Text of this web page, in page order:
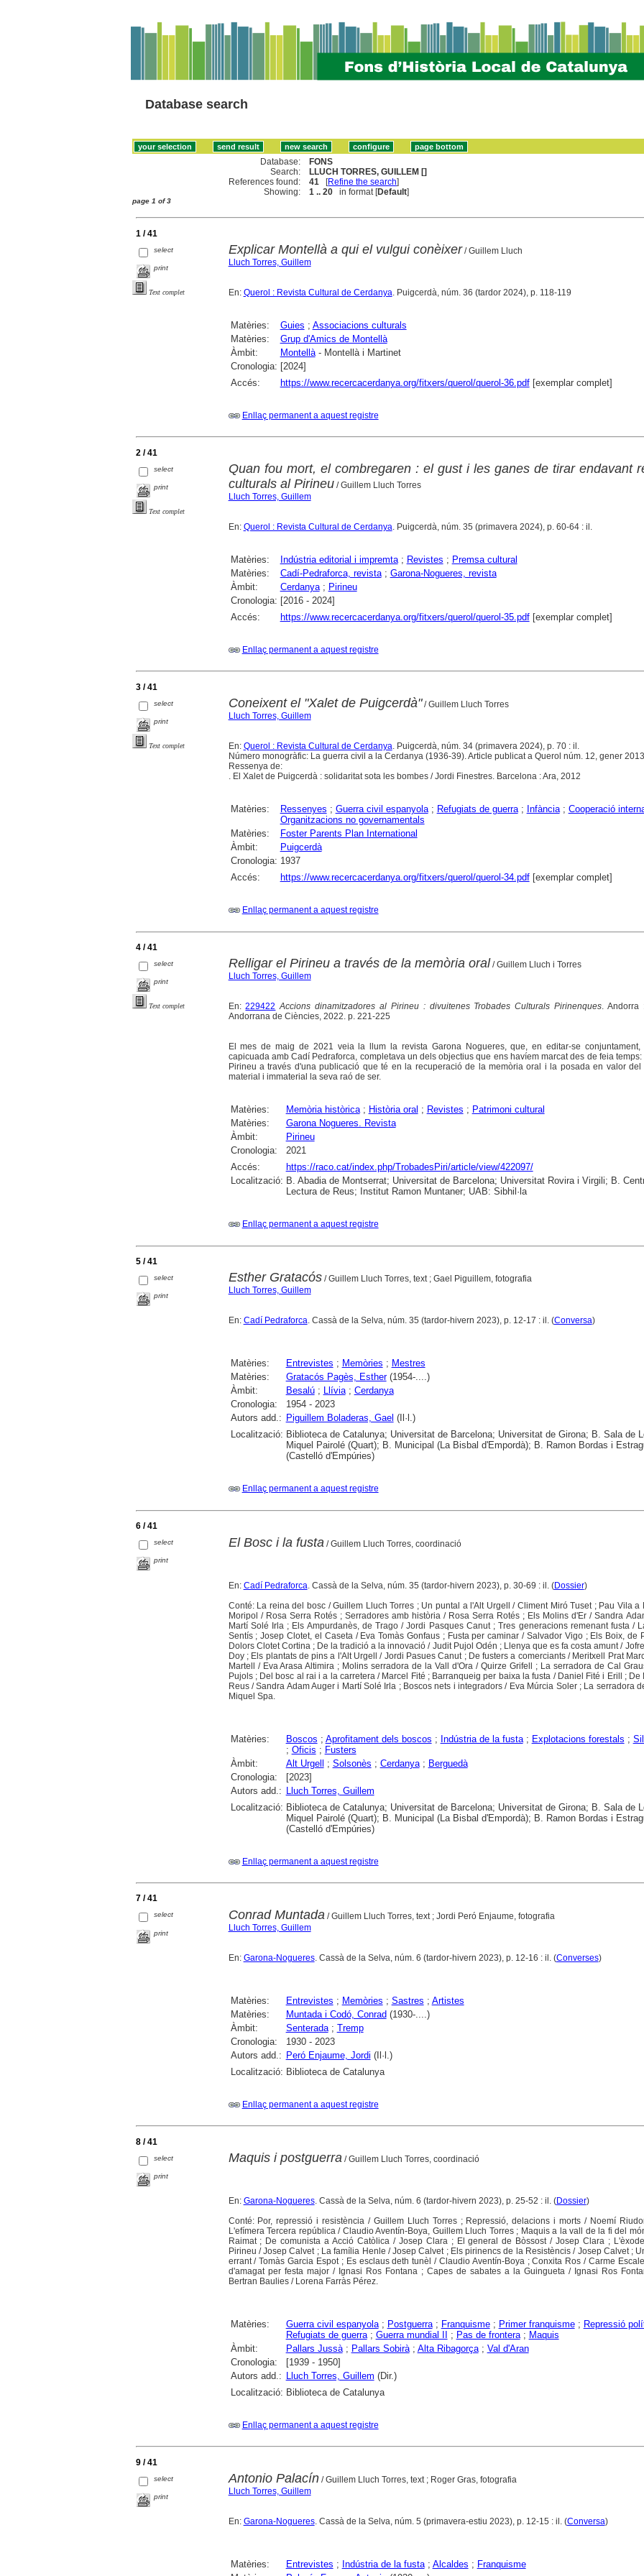
Database search
Database:
FONS
Search:
LLUCH TORRES, GUILLEM []
References found:
41 [Refine the search]
Showing:
1 .. 20 in format [Default]
page 1 of 3
1 / 41
select
print
Text complet
Explicar Montellà a qui el vulgui conèixer/ Guillem Lluch
Lluch Torres, Guillem
En: Querol : Revista Cultural de Cerdanya. Puigcerdà, núm. 36 (tardor 2024), p. 118-119
Matèries: Guies ; Associacions culturals
Matèries:
Grup d'Amics de Montellà
Àmbit:
Montellà- Montellà i Martinet
Cronologia: [2024]
Accés:
https://www.recercacerdanya.org/fitxers/querol/querol-36.pdf[exemplar complet]
Enllaç permanent a aquest registre
2 / 41
select
print
Text complet
Quan fou mort, el combregaren : el gust i les ganes de tirar endavant
culturals al Pirineu/ Guillem Lluch Torres
Lluch Torres, Guillem
En: Querol : Revista Cultural de Cerdanya. Puigcerdà, núm. 35 (primavera 2024), p. 60-64 : il.
Matèries: Indústria editorial i impremta; Revistes ; Premsa cultural
Matèries:
Cadí-Pedraforca, revista; Garona-Nogueres, revista
Àmbit:
Cerdanya; Pirineu
Cronologia: [2016 - 2024]
Accés:
https://www.recercacerdanya.org/fitxers/querol/querol-35.pdf[exemplar complet]
Enllaç permanent a aquest registre
3 / 41
select
print
Text complet
Coneixent el "Xalet de Puigcerdà"/ Guillem Lluch Torres
Lluch Torres, Guillem
En: Querol : Revista Cultural de Cerdanya. Puigcerdà, núm. 34 (primavera 2024), p. 70 : il.
Número monogràfic: La guerra civil a la Cerdanya (1936-39). Article publicat a Querol núm. 12, gener
Ressenya de:
. El Xalet de Puigcerdà : solidaritat sota les bombes / Jordi Finestres. Barcelona : Ara, 2012
Matèries: Ressenyes ; Guerra civil espanyola; Refugiats de guerra; Infància; Cooperació
Organitzacions no governamentals
Matèries:
Foster Parents Plan International
Àmbit:
Puigcerdà
Cronologia: 1937
Accés:
https://www.recercacerdanya.org/fitxers/querol/querol-34.pdf[exemplar complet]
Enllaç permanent a aquest registre
4 / 41
select
print
Text complet
Relligar el Pirineu a través de la memòria oral/ Guillem Lluch i Torres
Lluch Torres, Guillem
En:229422 Accions dinamitzadores al Pirineu : divuitenes Trobades Culturals Pirinenques. Andorra
Andorrana de Ciències, 2022. p. 221-225
El mes de maig de 2021 veia la llum la revista Garona Nogueres, que, en editar-se conjuntament,
capicuada amb Cadí Pedraforca, completava un dels objectius que ens havíem marcat des de feia temps:
Pirineu a través d'una publicació que té en la recuperació de la memòria oral i la posada en valor del
material i immaterial la seva raó de ser.
Matèries: Memòria històrica; Història oral ; Revistes ; Patrimoni cultural
Matèries:
Garona Nogueres. Revista
Àmbit:
Pirineu
Cronologia:
2021
Accés:
https://raco.cat/index.php/TrobadesPiri/article/view/422097/
Localització: B. Abadia de Montserrat; Universitat de Barcelona; Universitat Rovira i Virgili; B.
Lectura de Reus; Institut Ramon Muntaner; UAB: Sibhil·la
Enllaç permanent a aquest registre
5 / 41
select
print
Esther Gratacós/ Guillem Lluch Torres, text ; Gael Piguillem, fotografia
Lluch Torres, Guillem
En: Cadí Pedraforca. Cassà de la Selva, núm. 35 (tardor-hivern 2023), p. 12-17 : il. (Conversa)
Matèries: Entrevistes ; Memòries ; Mestres
Matèries:
Gratacós Pagès, Esther(1954-....)
Àmbit:
Besalú; Llívia; Cerdanya
Cronologia:
1954 - 2023
Autors add.: Piguillem Boladeras, Gael (Il·l.)
Localització: Biblioteca de Catalunya; Universitat de Barcelona; Universitat de Girona; B. Sala de
Miquel Pairolé (Quart); B. Municipal (La Bisbal d'Empordà); B. Ramon Bordas i
(Castelló d'Empúries)
Enllaç permanent a aquest registre
6 / 41
select
print
El Bosc i la fusta / Guillem Lluch Torres, coordinació
En: Cadí Pedraforca . Cassà de la Selva, núm. 35 (tardor-hivern 2023), p. 30-69 : il. (Dossier)
Conté: La reina del bosc / Guillem Lluch Torres ; Un puntal a l'Alt Urgell / Climent Miró Tuset ; Pau Vila a
Moripol / Rosa Serra Rotés ; Serradores amb història / Rosa Serra Rotés ; Els Molins d'Er / Sandra
Martí Solé Irla ; Els Ampurdanès, de Trago / Jordi Pasques Canut ; Tres generacions remenant fusta /
Sentís ; Josep Clotet, el Caseta / Eva Tomàs Gonfaus ; Fusta per caminar / Salvador Vigo ; Els Boix, de
Dolors Clotet Cortina ; De la tradició a la innovació / Judit Pujol Odén ; Llenya que es fa costa amunt /
Doy ; Els plantats de pins a l'Alt Urgell / Jordi Pasues Canut ; De fusters a comerciants / Meritxell Prat
Martell / Eva Arasa Altimira ; Molins serradora de la Vall d'Ora / Quirze Grifell ; La serradora de Cal
Pujols ; Del bosc al rai i a la carretera / Marcel Fité ; Barranqueig per baixa la fusta / Daniel Fité i Erill ; De
Reus / Sandra Adam Auger i Martí Solé Irla ; Boscos nets i integradors / Eva Múrcia Soler ; La serradora
Miquel Spa.
Matèries: Boscos ; Aprofitament dels boscos ; Indústria de la fusta; Explotacions forestals ;
; Oficis ; Fusters
Àmbit:
Alt Urgell ; Solsonès ; Cerdanya; Berguedà
Cronologia:
[2023]
Autors add.: Lluch Torres, Guillem
Localització: Biblioteca de Catalunya; Universitat de Barcelona; Universitat de Girona; B. Sala de
Miquel Pairolé (Quart); B. Municipal (La Bisbal d'Empordà); B. Ramon Bordas i
(Castelló d'Empúries)
Enllaç permanent a aquest registre
7 / 41
select
print
Conrad Muntada / Guillem Lluch Torres, text ; Jordi Peró Enjaume, fotografia
Lluch Torres, Guillem
En: Garona-Nogueres. Cassà de la Selva, núm. 6 (tardor-hivern 2023), p. 12-16 : il. (Converses)
Matèries: Entrevistes ; Memòries ; Sastres ; Artistes
Matèries:
Muntada i Codó, Conrad(1930-....)
Àmbit:
Senterada; Tremp
Cronologia:
1930 - 2023
Autors add.: Peró Enjaume, Jordi (Il·l.)
Localització: Biblioteca de Catalunya
Enllaç permanent a aquest registre
8 / 41
select
print
Maquis i postguerra / Guillem Lluch Torres, coordinació
En: Garona-Nogueres. Cassà de la Selva, núm. 6 (tardor-hivern 2023), p. 25-52 : il. (Dossier)
Conté: Por, repressió i resistència / Guillem Lluch Torres ; Repressió, delacions i morts / Noemí
L'efímera Tercera república / Claudio Aventín-Boya, Guillem Lluch Torres ; Maquis a la vall de la fi del
Raimat ; De comunista a Acció Catòlica / Josep Clara ; El general de Bòssost / Josep Clara ;
Pirineu / Josep Calvet ; La família Henle / Josep Calvet ; Els pirinencs de la Resistèncis / Josep Calvet ;
errant / Tomàs Garcia Espot ; Es esclaus deth tunèl / Claudio Aventín-Boya ; Conxita Ros / Carme
d'amagat per festa major / Ignasi Ros Fontana ; Capes de sabates a la Guingueta / Ignasi Ros
Bertran Baulies / Lorena Farràs Pérez.
Matèries: Guerra civil espanyola; Postguerra; Franquisme; Primer franquisme; Repressió
Refugiats de guerra; Guerra mundial II ; Pas de frontera; Maquis
Àmbit:
Pallars Jussà; Pallars Sobirà; Alta Ribagorça; Val d'Aran
Cronologia:
[1939 - 1950]
Autors add.:
Lluch Torres, Guillem (Dir.)
Localització: Biblioteca de Catalunya
Enllaç permanent a aquest registre
9 / 41
select
print
Antonio Palacín/ Guillem Lluch Torres, text ; Roger Gras, fotografia
Lluch Torres, Guillem
En: Garona-Nogueres. Cassà de la Selva, núm. 5 (primavera-estiu 2023), p. 12-15 : il. (Conversa)
Matèries: Entrevistes ; Indústria de la fusta; Alcaldes ; Franquisme